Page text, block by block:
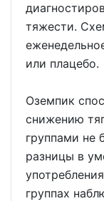
тяжести.
или плацебо.
Оземпик
снижению
группами не
разницы в
группах